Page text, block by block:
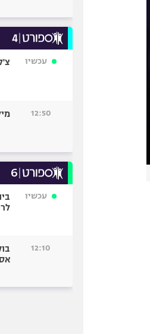
עכשיו
12:50
עכשיו
12:10